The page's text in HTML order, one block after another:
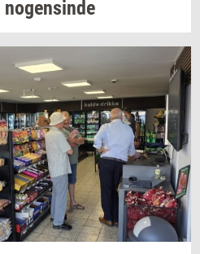
no­gen­sin­de